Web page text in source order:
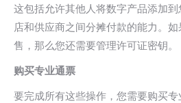
这包括允许其他人将数字产品添加
店和供应商之间分摊付款的能力。
售，那么您还需要管理许可证密钥。
购买专业通票
要完成所有这些操作，您需要购买